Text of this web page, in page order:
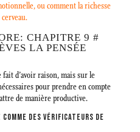
ou comment la richesse
CHAPITRE 9 #
LA PENSÉE
fait d’avoir raison, mais sur le
pour prendre en compte
de manière productive.
DES VÉRIFICATEURS DE